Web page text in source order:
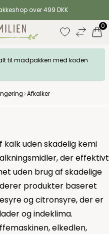
over 499 DKK
0
alt til madpakken med koden
Afkalker
uden skadelig kemi
der effektivt
uden brug af skadelige
produkter baseret
og citronsyre, der er
og indeklima.
elkedlen,